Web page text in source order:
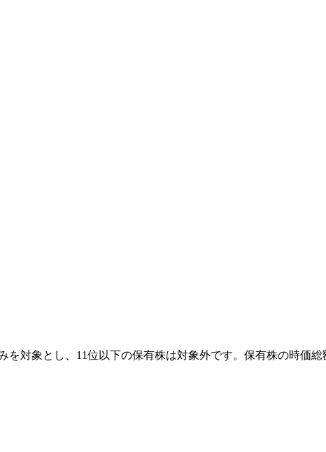
対象とし、11位以下の保有株は対象外です。保有株の時価